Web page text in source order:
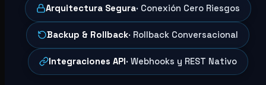
Arquitectura Segura· Conexión Cero Riesgos
Backup & Rollback· Rollback Conversacional
Integraciones API· Webhooks y REST Nativo